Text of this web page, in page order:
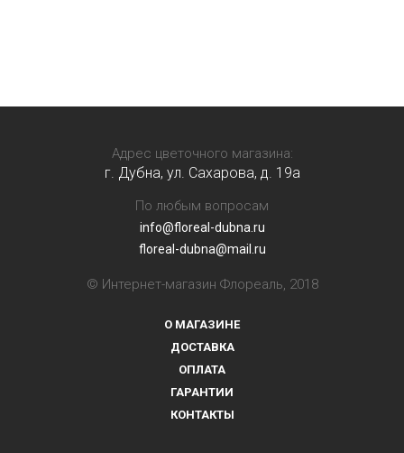
Адрес цветочного магазина:
г. Дубна, ул. Сахарова, д. 19a
По любым вопросам
info@floreal-dubna.ru
floreal-dubna@mail.ru
© Интернет-магазин Флореаль, 2018
О МАГАЗИНЕ
ДОСТАВКА
ОПЛАТА
ГАРАНТИИ
КОНТАКТЫ